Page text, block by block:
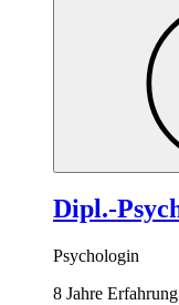
Dipl.-
Psychologin
8 Jahre